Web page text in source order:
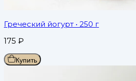
Греческий йогурт • 250 г
175 ₽
Купить